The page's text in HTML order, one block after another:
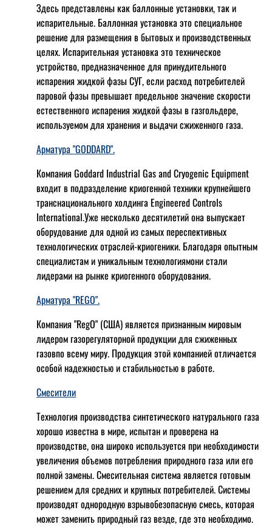
Здесь представлены как баллонные установки, так и
испарительные. Баллонная установка это специальное
решение для размещения в бытовых и производственных
целях. Испарительная установка это техническое
устройство, предназначенное для принудительного
испарения жидкой фазы СУГ, если расход потребителей
паровой фазы превышает предельное значение скорости
естественного испарения жидкой фазы в газгольдере,
используемом для хранения и выдачи сжиженного газа.
Арматура "GODDARD".
Компания Goddard Industrial Gas and Cryogenic Equipment
входит в подразделение криогенной техники крупнейшего
транснационального холдинга Engineered Controls
International.Уже несколько десятилетий она выпускает
оборудование для одной из самых переспективных
технологических отраслей-криогеники. Благодаря опытным
специалистам и уникальным технологиямони стали
лидерами на рынке криогенного оборудования.
Арматура "REGO".
Компания "RegO" (США) является признанным мировым
лидером газорегуляторной продукции для сжиженных
газовпо всему миру. Продукция этой компанией отличается
особой надежностью и стабильностью в работе.
Смесители
Технология производства синтетического натурального газа
хорошо известна в мире, испытан и проверена на
производстве, она широко используется при необходимости
увеличения объемов потребления природного газа или его
полной замены. Смесительная система является готовым
решением для средних и крупных потребителей. Системы
производят однородную взрывобезопасную смесь, которая
может заменить природный газ везде, где это необходимо.